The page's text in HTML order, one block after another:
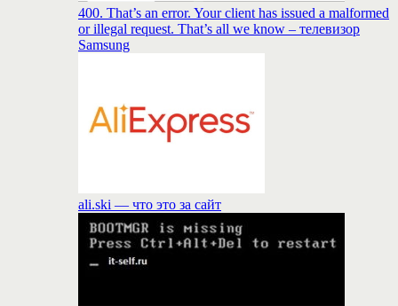
400. That’s an error. Your client has issued a malformed
or illegal request. That’s all we know – телевизор
Samsung
ali.ski — что это за сайт